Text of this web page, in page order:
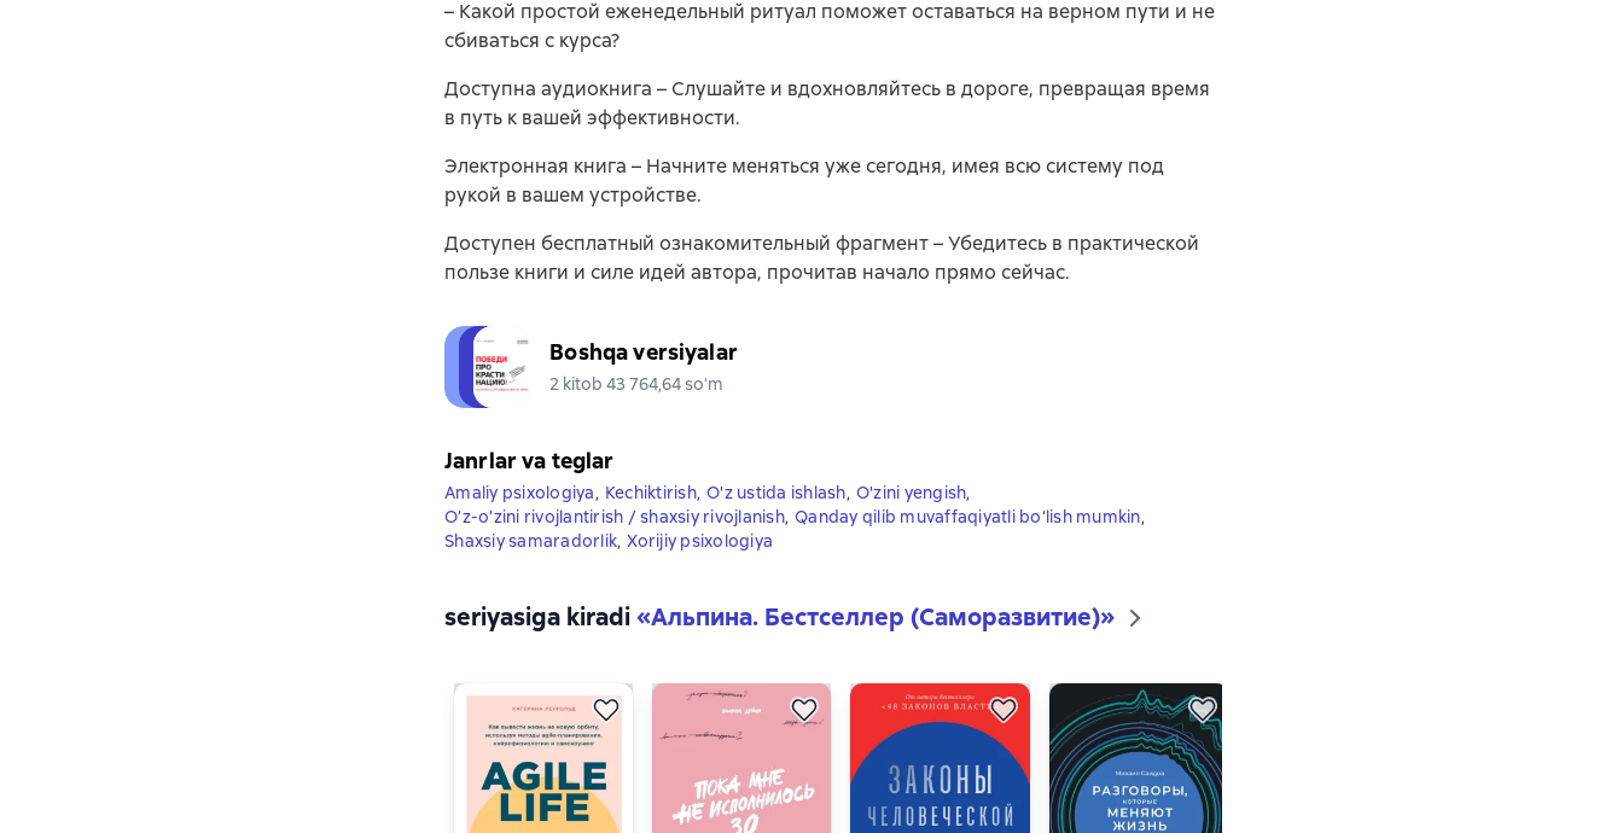
– Какой простой еженедельный ритуал поможет оставаться на верном пути и не
сбиваться с курса?
Доступна аудиокнига – Слушайте и вдохновляйтесь в дороге, превращая время
в путь к вашей эффективности.
Электронная книга – Начните меняться уже сегодня, имея всю систему под
рукой в вашем устройстве.
Доступен бесплатный ознакомительный фрагмент – Убедитесь в практической
пользе книги и силе идей автора, прочитав начало прямо сейчас.
Boshqa versiyalar
2 kitob 43 764,64 soʻm
Janrlar va teglar
Amaliy psixologiya, Kechiktirish, O'z ustida ishlash, O'zini yengish,
O’z-o’zini rivojlantirish / shaxsiy rivojlanish, Qanday qilib muvaffaqiyatli bo‘lish mumkin,
Shaxsiy samaradorlik, Xorijiy psixologiya
seriyasiga kiradi«Альпина. Бестселлер (Саморазвитие)»